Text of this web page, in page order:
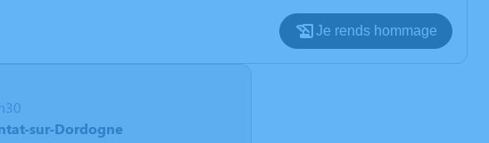
Je rends hommage
sur-Dordogne